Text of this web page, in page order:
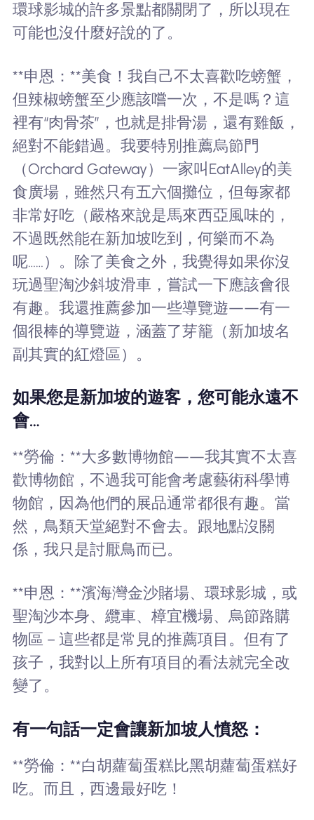
環球影城的許多景點都關閉了，所以現在
可能也沒什麼好說的了。
**申恩：**美食！我自己不太喜歡吃螃蟹，
但辣椒螃蟹至少應該嚐一次，不是嗎？這
裡有“肉骨茶”，也就是排骨湯，還有雞飯，
絕對不能錯過。我要特別推薦烏節門
（Orchard Gateway）一家叫EatAlley的美
食廣場，雖然只有五六個攤位，但每家都
非常好吃（嚴格來說是馬來西亞風味的，
不過既然能在新加坡吃到，何樂而不為
呢……）。除了美食之外，我覺得如果你沒
玩過聖淘沙斜坡滑車，嘗試一下應該會很
有趣。我還推薦參加一些導覽遊——有一
個很棒的導覽遊，涵蓋了芽籠（新加坡名
副其實的紅燈區）。
如果您是新加坡的遊客，您可能永遠不
會…
**勞倫：**大多數博物館——我其實不太喜
歡博物館，不過我可能會考慮藝術科學博
物館，因為他們的展品通常都很有趣。當
然，鳥類天堂絕對不會去。跟地點沒關
係，我只是討厭鳥而已。
**申恩：**濱海灣金沙賭場、環球影城，或
聖淘沙本身、纜車、樟宜機場、烏節路購
物區－這些都是常見的推薦項目。但有了
孩子，我對以上所有項目的看法就完全改
變了。
有一句話一定會讓新加坡人憤怒：
**勞倫：**白胡蘿蔔蛋糕比黑胡蘿蔔蛋糕好
吃。而且，西邊最好吃！